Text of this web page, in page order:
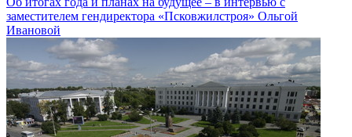
заместителем гендиректора «Псковжилстроя» Ольгой
Ивановой